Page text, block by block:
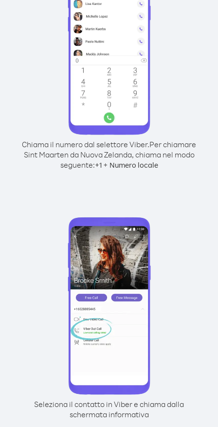
Chiama il numero dal selettore Viber.Per chiamare
Sint Maarten da Nuova Zelanda, chiama nel modo
seguente:+1+ Numero locale
Seleziona il contatto in Viber e chiama dalla
schermata informativa